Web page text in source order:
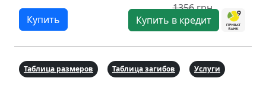
1356грн
Купить
Купить в кредит
Таблица размеров Таблица загибов Услуги